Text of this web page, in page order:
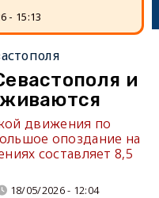
- 15:13
и
движения по
опоздание на
составляет 8,5
18/05/2026 - 12:04